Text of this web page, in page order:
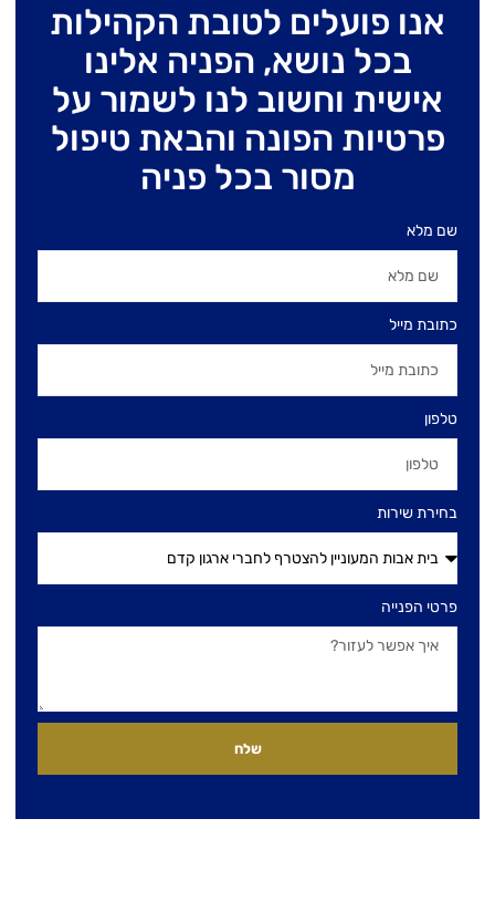
אנו פועלים לטובת הקהילות
בכל נושא, הפניה אלינו
אישית וחשוב לנו לשמור על
פרטיות הפונה והבאת טיפול
מסור בכל פניה
שם מלא
כתובת מייל
טלפון
בחירת שירות
פרטי הפנייה
שלח